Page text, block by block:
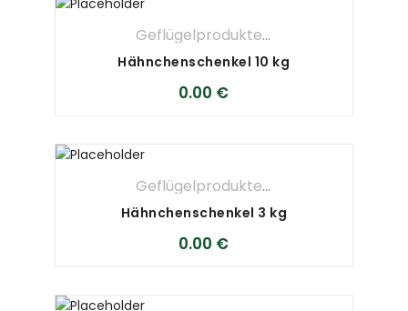
Geflügelprodukte
,METZGEREI
Hähnchenschenkel 10 kg
0.00 €
Geflügelprodukte
,METZGEREI
Hähnchenschenkel 3 kg
0.00 €